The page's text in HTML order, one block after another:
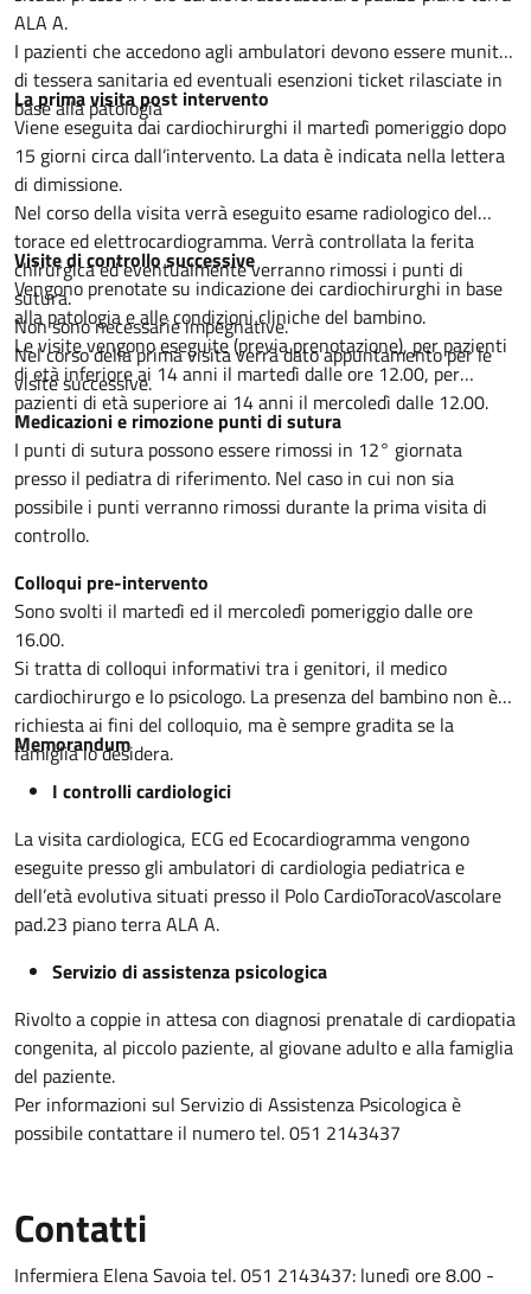
ALA A.
I pazienti che accedono agli ambulatori devono essere muniti
di tessera sanitaria ed eventuali esenzioni ticket rilasciate in
base alla patologia
La prima visita post intervento
Viene eseguita dai cardiochirurghi il martedì pomeriggio dopo
15 giorni circa dall’intervento. La data è indicata nella lettera
di dimissione.
Nel corso della visita verrà eseguito esame radiologico del
torace ed elettrocardiogramma. Verrà controllata la ferita
chirurgica ed eventualmente verranno rimossi i punti di
sutura.
Non sono necessarie impegnative.
Nel corso della prima visita verrà dato appuntamento per le
visite successive.
Visite di controllo successive
Vengono prenotate su indicazione dei cardiochirurghi in base
alla patologia e alle condizioni cliniche del bambino.
Le visite vengono eseguite (previa prenotazione), per pazienti
di età inferiore ai 14 anni il martedì dalle ore 12.00, per
pazienti di età superiore ai 14 anni il mercoledì dalle 12.00.
Medicazioni e rimozione punti di sutura
I punti di sutura possono essere rimossi in 12° giornata
presso il pediatra di riferimento. Nel caso in cui non sia
possibile i punti verranno rimossi durante la prima visita di
controllo.
Colloqui pre-intervento
Sono svolti il martedì ed il mercoledì pomeriggio dalle ore
16.00.
Si tratta di colloqui informativi tra i genitori, il medico
cardiochirurgo e lo psicologo. La presenza del bambino non è
richiesta ai fini del colloquio, ma è sempre gradita se la
famiglia lo desidera.
Memorandum
I controlli cardiologici
La visita cardiologica, ECG ed Ecocardiogramma vengono
eseguite presso gli ambulatori di cardiologia pediatrica e
dell’età evolutiva situati presso il Polo CardioToracoVascolare
pad.23 piano terra ALA A.
Servizio di assistenza psicologica
Rivolto a coppie in attesa con diagnosi prenatale di cardiopatia
congenita, al piccolo paziente, al giovane adulto e alla famiglia
del paziente.
Per informazioni sul Servizio di Assistenza Psicologica è
possibile contattare il numero tel. 051 2143437
Contatti
Infermiera Elena Savoia tel. 051 2143437: lunedì ore 8.00 -